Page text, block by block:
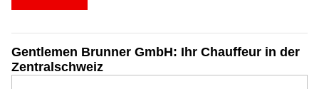
Gentlemen Brunner GmbH: Ihr Chauffeur in der
Zentralschweiz